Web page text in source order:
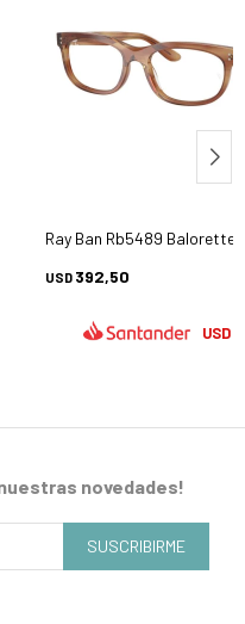
Ray Ban Rb5489 Balorette
USD 392,50
USD
novedades!
SUSCRIBIRME